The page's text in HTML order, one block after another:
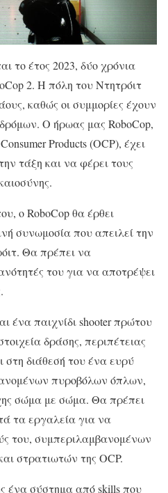
το έτος 2023, δύο χρόνια
2. Η πόλη του Ντητρόιτ
καθώς οι συμμορίες έχουν
Ο ήρωας μας RoboCop,
Products (OCP), έχει
τάξη και να φέρει τους
ο RoboCop θα έρθει
συνωμοσία που απειλεί την
Θα πρέπει να
του για να αποτρέψει
ένα παιχνίδι shooter πρώτου
δράσης, περιπέτειας
στη διάθεσή του ένα ευρύ
πυροβόλων όπλων,
σώμα με σώμα. Θα πρέπει
τα εργαλεία για να
του, συμπεριλαμβανομένων
στρατιωτών της OCP.
ένα σύστημα από skills που